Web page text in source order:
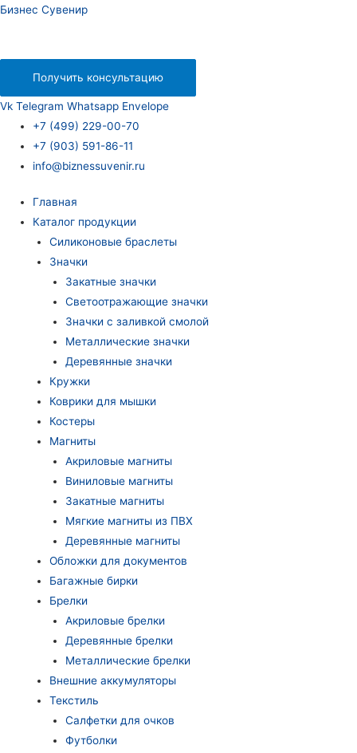
Бизнес Сувенир
Получить консультацию
Vk Telegram Whatsapp Envelope
+7 (499) 229-00-70
+7 (903) 591-86-11
info@biznessuvenir.ru
Главная
Каталог продукции
Силиконовые браслеты
Значки
Закатные значки
Светоотражающие значки
Значки с заливкой смолой
Металлические значки
Деревянные значки
Кружки
Коврики для мышки
Костеры
Магниты
Акриловые магниты
Виниловые магниты
Закатные магниты
Мягкие магниты из ПВХ
Деревянные магниты
Обложки для документов
Багажные бирки
Брелки
Акриловые брелки
Деревянные брелки
Металлические брелки
Внешние аккумуляторы
Текстиль
Салфетки для очков
Футболки